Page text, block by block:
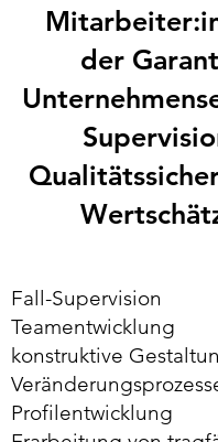
der
Fall-Supervision
Teamentwicklung
konstruktive
Profilentwicklung